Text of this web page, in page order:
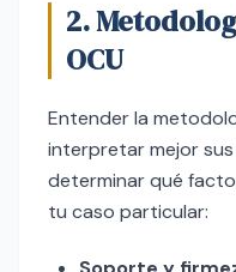
2.
OCU
Entender la
interpretar mejor
determinar qué
tu caso particular: